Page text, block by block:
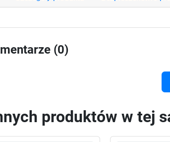
(0)
produktów w tej